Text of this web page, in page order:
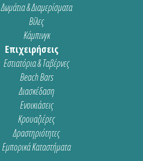
Δωμάτια & Διαμερίσματα
Βίλες
Κάμπινγκ
Επιχειρήσεις
Εστιατόρια & Ταβέρνες
Beach Bars
Διασκέδαση
Ενοικιάσεις
Κρουαζιέρες
Δραστηριότητες
Εμπορικά Καταστήματα